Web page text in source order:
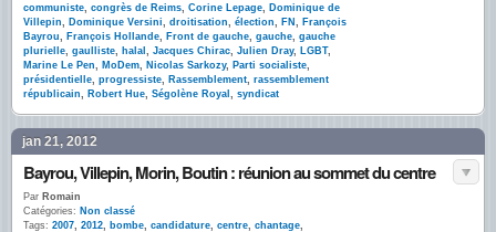
communiste, congrès de Reims, Corine Lepage, Dominique de
Villepin, Dominique Versini, droitisation, élection, FN , François
Bayrou, François Hollande, Front de gauche, gauche, gauche
plurielle, gaulliste, halal , Jacques Chirac, Julien Dray, LGBT,
Marine Le Pen, MoDem, Nicolas Sarkozy, Parti socialiste,
présidentielle, progressiste, Rassemblement, rassemblement
républicain, Robert Hue, Ségolène Royal , syndicat
jan 21, 2012
Bayrou, Villepin, Morin, Boutin : réunion au sommet du centre
Par Romain
Catégories: Non classé
Tags: 2007, 2012, bombe, candidature, centre, chantage,